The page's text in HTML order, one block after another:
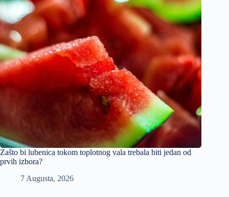
Zašto bi lubenica tokom toplotnog vala trebala biti jedan od
prvih izbora?
7 Augusta, 2026